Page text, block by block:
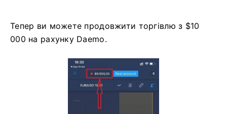
Тепер ви можете продовжити торгівлю з $10
000 на рахунку Daemo.